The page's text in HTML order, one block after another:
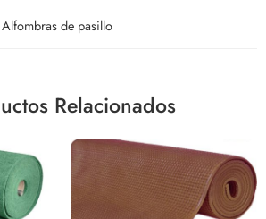
Alfombras de pasillo
Relacionados